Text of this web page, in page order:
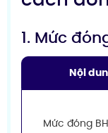
1. Mức
Nội
Mức đóng